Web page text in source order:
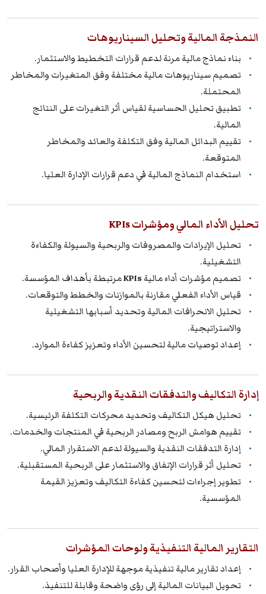
النمذجة المالية وتحليل السيناريوهات
بناء نماذج مالية مرنة لدعم قرارات التخطيط والاستثمار.
تصميم سيناريوهات مالية مختلفة وفق المتغيرات والمخاطر
المحتملة.
تطبيق تحليل الحساسية لقياس أثر التغيرات على النتائج
المالية.
تقييم البدائل المالية وفق التكلفة والعائد والمخاطر
المتوقعة.
استخدام النماذج المالية في دعم قرارات الإدارة العليا.
تحليل الأداء المالي ومؤشرات KPIs
تحليل الإيرادات والمصروفات والربحية والسيولة والكفاءة
التشغيلية.
تصميم مؤشرات أداء ماليةKPIsمرتبطة بأهداف المؤسسة.
قياس الأداء الفعلي مقارنة بالموازنات والخطط والتوقعات.
تحليل الانحرافات المالية وتحديد أسبابها التشغيلية
والاستراتيجية.
إعداد توصيات مالية لتحسين الأداء وتعزيز كفاءة الموارد.
إدارة التكاليف والتدفقات النقدية والربحية
تحليل هيكل التكاليف وتحديد محركات التكلفة الرئيسية.
تقييم هوامش الربح ومصادر الربحية في المنتجات والخدمات.
إدارة التدفقات النقدية والسيولة لدعم الاستقرار المالي.
تحليل أثر قرارات الإنفاق والاستثمار على الربحية المستقبلية.
تطوير إجراءات لتحسين كفاءة التكاليف وتعزيز القيمة
المؤسسية.
التقارير المالية التنفيذية ولوحات المؤشرات
إعداد تقارير مالية تنفيذية موجهة للإدارة العليا وأصحاب القرار.
تحويل البيانات المالية إلى رؤى واضحة وقابلة للتنفيذ.